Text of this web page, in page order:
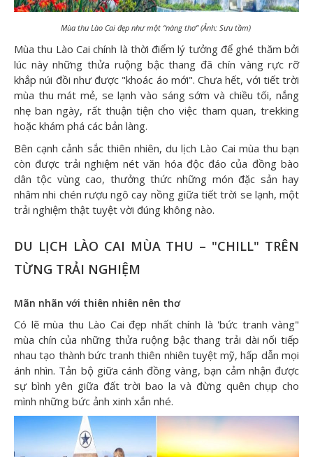
Mùa thu Lào Cai đẹp như một “nàng thơ” (Ảnh: Sưu tầm)
Mùa thu Lào Cai chính là thời điểm lý tưởng để ghé thăm bởi
lúc này những thửa ruộng bậc thang đã chín vàng rực rỡ
khắp núi đồi như được "khoác áo mới". Chưa hết, với tiết trời
mùa thu mát mẻ, se lạnh vào sáng sớm và chiều tối, nắng
nhẹ ban ngày, rất thuận tiện cho việc tham quan, trekking
hoặc khám phá các bản làng.
Bên cạnh cảnh sắc thiên nhiên, du lịch Lào Cai mùa thu bạn
còn được trải nghiệm nét văn hóa độc đáo của đồng bào
dân tộc vùng cao, thưởng thức những món đặc sản hay
nhâm nhi chén rượu ngô cay nồng giữa tiết trời se lạnh, một
trải nghiệm thật tuyệt vời đúng không nào.
DU LỊCH LÀO CAI MÙA THU – "CHILL" TRÊN
TỪNG TRẢI NGHIỆM
Mãn nhãn với thiên nhiên nên thơ
Có lẽ mùa thu Lào Cai đẹp nhất chính là 'bức tranh vàng"
mùa chín của những thửa ruộng bậc thang trải dài nối tiếp
nhau tạo thành bức tranh thiên nhiên tuyệt mỹ, hấp dẫn mọi
ánh nhìn. Tản bộ giữa cánh đồng vàng, bạn cảm nhận được
sự bình yên giữa đất trời bao la và đừng quên chụp cho
mình những bức ảnh xinh xắn nhé.